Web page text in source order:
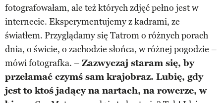
fotografowałam, ale też których zdjęć pełno jest w
internecie. Eksperymentujemy z kadrami, ze
światłem. Przyglądamy się Tatrom o różnych porach
dnia, o świcie, o zachodzie słońca, w różnej pogodzie –
mówi fotografka. – Zazwyczaj staram się, by
przełamać czymś sam krajobraz. Lubię, gdy
jest to ktoś jadący na nartach, na rowerze, w